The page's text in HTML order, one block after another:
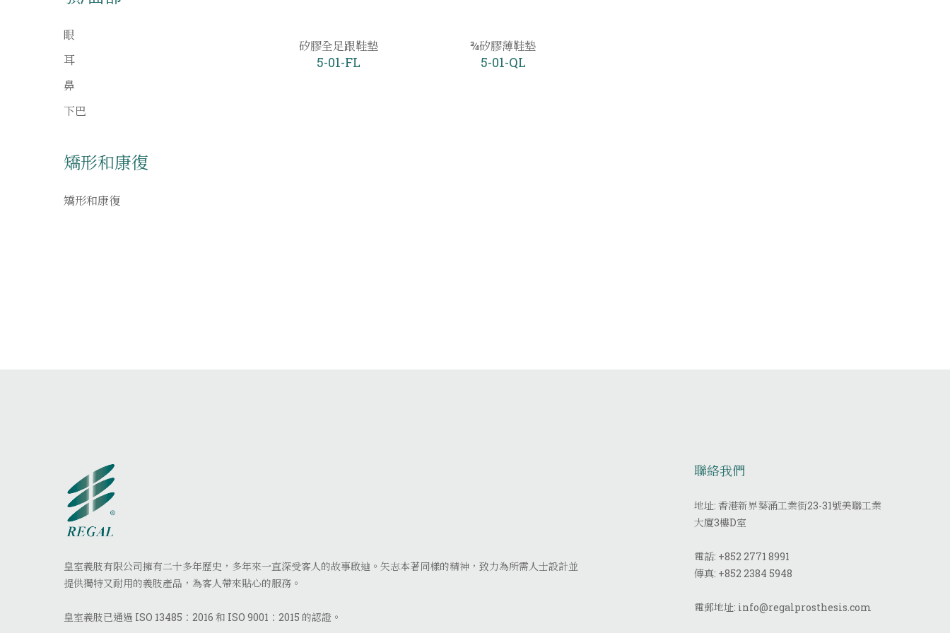
眼
耳
鼻
下巴
矯形和康復
矯形和康復
矽膠全足跟鞋墊
5-01-FL
¾矽膠薄鞋墊
5-01-QL
皇室義肢有限公司擁有二十多年歷史，多年來一直深受客人的故事啟迪。矢志本著同樣的精神，致力為所需人士設計並
提供獨特又耐用的義肢產品，為客人帶來貼心的服務。
皇室義肢已通過 ISO 13485：2016 和 ISO 9001：2015 的認證。
聯絡我們
地址: 香港新界葵涌工業街23-31號美聯工業
大廈3樓D室
電話: +852 2771 8991
傳真: +852 2384 5948
電郵地址: info@regalprosthesis.com